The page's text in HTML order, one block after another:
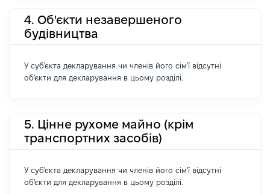
4. Об'єкти незавершеного
будівництва
У суб'єкта декларування чи членів його сім'ї відсутні
об'єкти для декларування в цьому розділі.
5. Цінне рухоме майно (крім
транспортних засобів)
У суб'єкта декларування чи членів його сім'ї відсутні
об'єкти для декларування в цьому розділі.